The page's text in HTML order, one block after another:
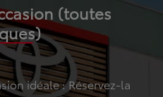
(toutes
idéale : Réservez-la